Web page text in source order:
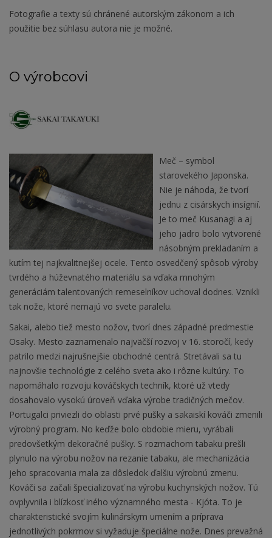
Fotografie a texty sú chránené autorským zákonom a ich
použitie bez súhlasu autora nie je možné.
O výrobcovi
Meč – symbol
starovekého Japonska.
Nie je náhoda, že tvorí
jednu z cisárskych insígnií.
Je to meč Kusanagi a aj
jeho jadro bolo vytvorené
násobným prekladaním a
kutím tej najkvalitnejšej ocele. Tento osvedčený spôsob výroby
tvrdého a húževnatého materiálu sa vďaka mnohým
generáciám talentovaných remeselníkov uchoval dodnes. Vznikli
tak nože, ktoré nemajú vo svete paralelu.
Sakai, alebo tiež mesto nožov, tvorí dnes západné predmestie
Osaky. Mesto zaznamenalo najväčší rozvoj v 16. storočí, kedy
patrilo medzi najrušnejšie obchodné centrá. Stretávali sa tu
najnovšie technológie z celého sveta ako i rôzne kultúry. To
napomáhalo rozvoju kováčskych techník, ktoré už vtedy
dosahovalo vysokú úroveň vďaka výrobe tradičných mečov.
Portugalci priviezli do oblasti prvé pušky a sakaiskí kováči zmenili
výrobný program. No keďže bolo obdobie mieru, vyrábali
predovšetkým dekoračné pušky. S rozmachom tabaku prešli
plynulo na výrobu nožov na rezanie tabaku, ale mechanizácia
jeho spracovania mala za dôsledok ďalšiu výrobnú zmenu.
Kováči sa začali špecializovať na výrobu kuchynských nožov. Tú
ovplyvnila i blízkosť iného významného mesta - Kjóta. To je
charakteristické svojím kulinárskym umením a príprava
jednotlivých pokrmov si vyžaduje špeciálne nože. Dnes prevažná